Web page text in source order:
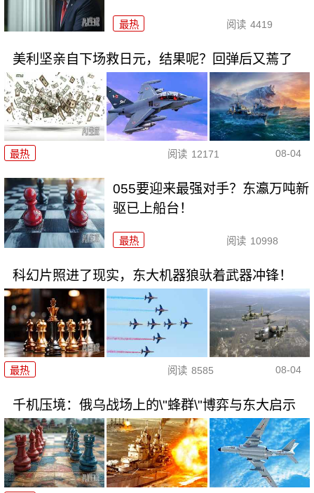
最热 阅读 4419
美利坚亲自下场救日元，结果呢？回弹后又蔫了
最热 阅读 12171 08-04
055要迎来最强对手？东瀛万吨新
驱已上船台！
最热 阅读 10998
科幻片照进了现实，东大机器狼驮着武器冲锋！
最热 阅读 8585 08-04
千机压境：俄乌战场上的\"蜂群\"博弈与东大启示